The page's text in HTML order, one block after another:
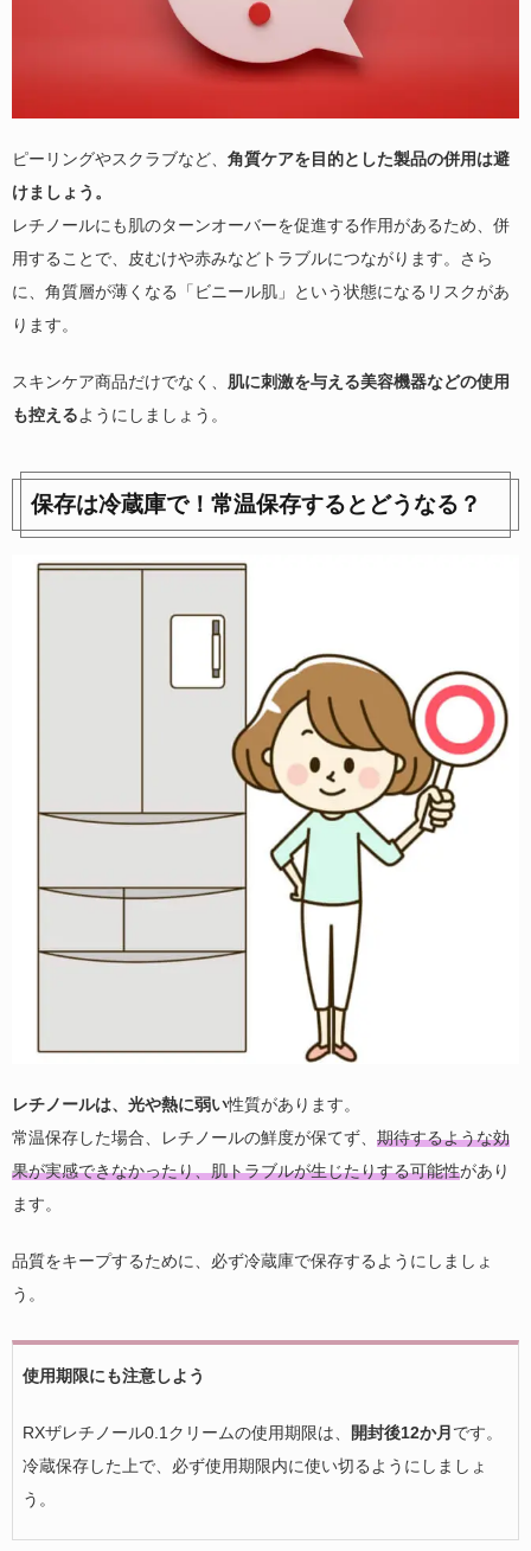
ピーリングやスクラブなど、 角質ケアを目的とした製品の併用は避
けましょう。
レチノールにも肌のターンオーバーを促進する作用があるため、併
用することで、皮むけや赤みなどトラブルにつながります。さら
に、角質層が薄くなる「ビニール肌」という状態になるリスクがあ
ります。
スキンケア商品だけでなく、 肌に刺激を与える美容機器などの使用
も控えるようにしましょう。
保存は冷蔵庫で！常温保存するとどうなる？
レチノールは、光や熱に弱い性質があります。
常温保存した場合、レチノールの鮮度が保てず、 期待するような効
果が実感できなかったり、肌トラブルが生じたりする可能性があり
ます。
品質をキープするために、必ず冷蔵庫で保存するようにしましょ
う。
使用期限にも注意しよう
RXザレチノール0.1クリームの使用期限は、 開封後12か月 です。
冷蔵保存した上で、必ず使用期限内に使い切るようにしましょ
う。